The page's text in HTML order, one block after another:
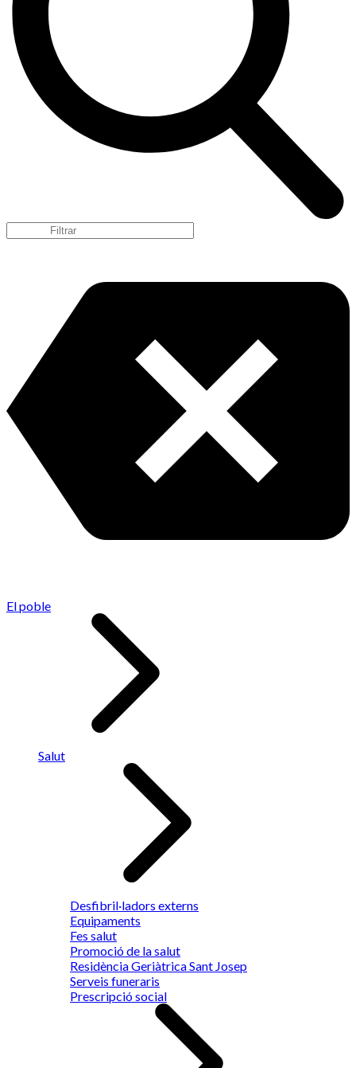
El poble
Salut
Desfibril·ladors externs
Equipaments
Fes salut
Promoció de la salut
Residència Geriàtrica Sant Josep
Serveis funeraris
Prescripció social